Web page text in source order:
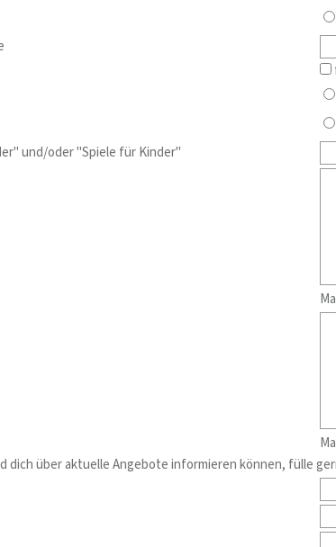
und/oder "Spiele für Kinder"
dich über aktuelle Angebote informieren können, fülle